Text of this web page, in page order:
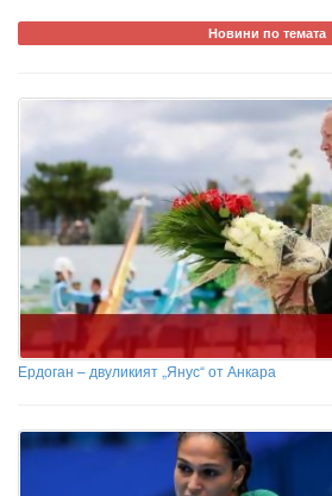
Новини по темата
Ердоган – двуликият „Янус“ от Анкара